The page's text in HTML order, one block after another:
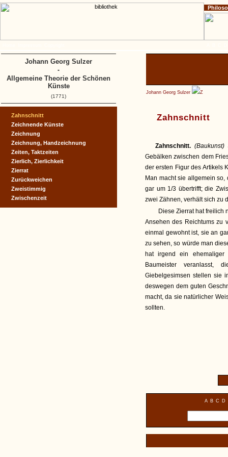
Johann Georg Sulzer Z
Zahnschnitt
Zahnschnitt. (Baukunst)
Gebälken zwischen dem
der ersten Figur des Artikels
Man macht sie allgemein
gar um 1/3 übertrifft; die
zwei Zähnen, verhält sich zu
Diese Zierrat hat freilich
Ansehen des Reichtums zu
einmal gewohnt ist, sie an
zu sehen, so würde man
hat irgend ein ehemaliger
Baumeister veranlasst,
Giebelgesimsen stellen sie
deswegen dem guten
macht, da sie natürlicher
sollten.
A B C D
Zahnschnitt
Zeichnende Künste
Zeichnung
Zeichnung, Handzeichnung
Zeiten, Taktzeiten
Zierlich, Zierlichkeit
Zierrat
Zurückweichen
Zweistimmig
Zwischenzeit
Johann Georg Sulzer
-
Allgemeine Theorie der Schönen
Künste
(1771)